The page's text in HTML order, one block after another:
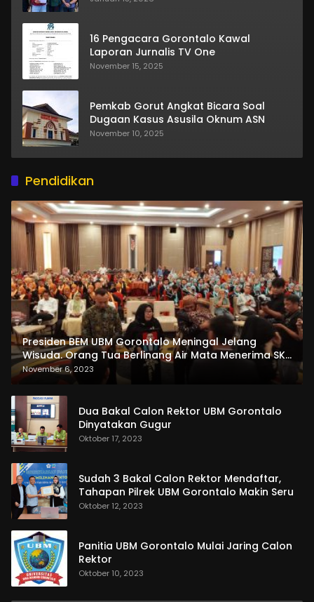
16 Pengacara Gorontalo Kawal
Laporan Jurnalis TV One
November 15, 2025
Pemkab Gorut Angkat Bicara Soal
Dugaan Kasus Asusila Oknum ASN
November 10, 2025
Pendidikan
Presiden BEM UBM Gorontalo Meningal Jelang
Wisuda. Orang Tua Berlinang Air Mata Menerima SKL
dan Pemasangan Salempang
November 6, 2023
Dua Bakal Calon Rektor UBM Gorontalo
Dinyatakan Gugur
Oktober 17, 2023
Sudah 3 Bakal Calon Rektor Mendaftar,
Tahapan Pilrek UBM Gorontalo Makin Seru
Oktober 12, 2023
Panitia UBM Gorontalo Mulai Jaring Calon
Rektor
Oktober 10, 2023